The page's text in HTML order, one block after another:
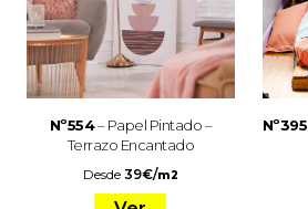
Nº554– Papel Pintado –
Terrazo Encantado
Desde 39€/m2
Nº395